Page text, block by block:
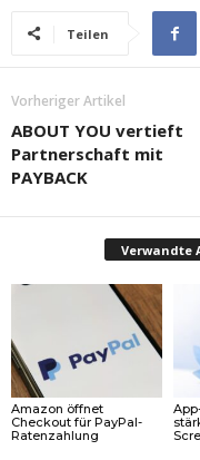
Teilen
Vorheriger Artikel
ABOUT YOU vertieft
Partnerschaft mit
PAYBACK
Verwandte
Amazon öffnet
Checkout für PayPal-
Ratenzahlung